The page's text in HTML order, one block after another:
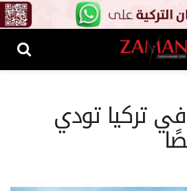
تركيا تودي